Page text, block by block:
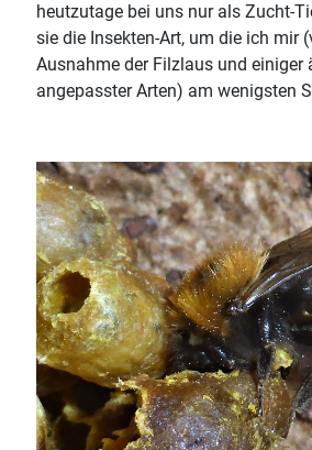
heutzutage bei uns nur als Zucht-
sie die Insekten-Art, um die ich mir
Ausnahme der Filzlaus und einiger
angepasster Arten) am wenigsten